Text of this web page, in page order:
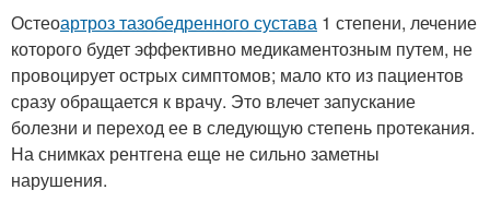
Остеоартроз тазобедренного сустава 1 степени, лечение
которого будет эффективно медикаментозным путем, не
провоцирует острых симптомов; мало кто из пациентов
сразу обращается к врачу. Это влечет запускание
болезни и переход ее в следующую степень протекания.
На снимках рентгена еще не сильно заметны
нарушения.